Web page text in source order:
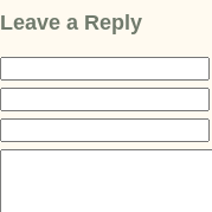
Leave a Reply